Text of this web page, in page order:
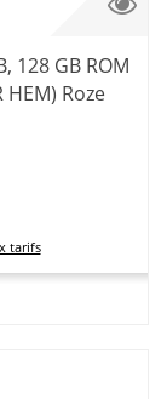
128 GB ROM
HEM) Roze
tarifs